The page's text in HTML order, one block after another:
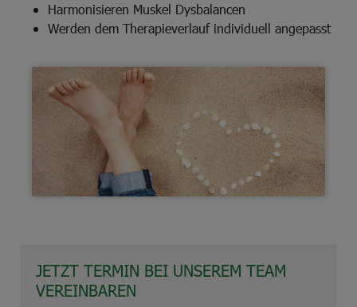
Harmonisieren Muskel Dysbalancen
Werden dem Therapieverlauf individuell angepasst
JETZT TERMIN BEI UNSEREM TEAM
VEREINBAREN